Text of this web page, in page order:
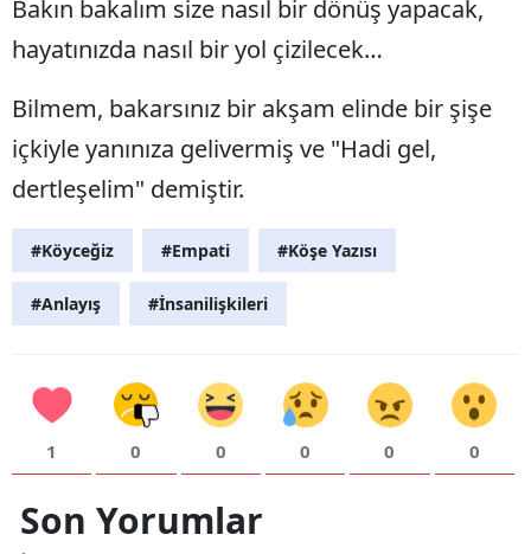
Bakın bakalım size nasıl bir dönüş yapacak,
hayatınızda nasıl bir yol çizilecek…
​Bilmem, bakarsınız bir akşam elinde bir şişe
içkiyle yanınıza gelivermiş ve "Hadi gel,
dertleşelim" demiştir.
#Köyceğiz #Empati #Köşe Yazısı
#Anlayış #İnsanilişkileri
1 0 0 0 0 0
Son Yorumlar